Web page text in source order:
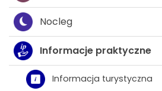
Nocleg
Informacje praktyczne
Informacja turystyczna